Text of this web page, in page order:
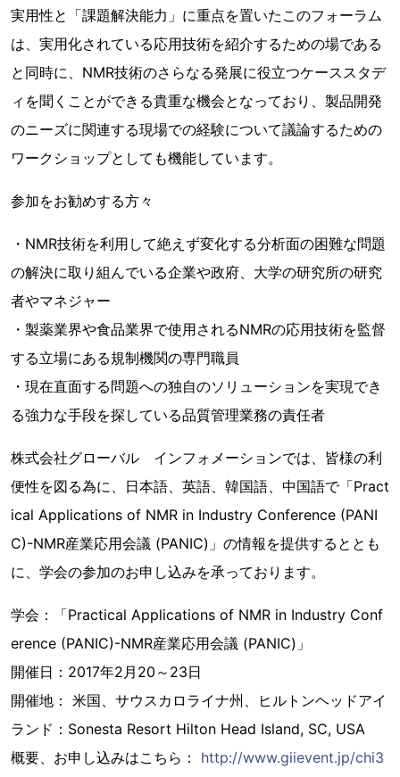
実用性と「課題解決能力」に重点を置いたこのフォーラム
は、実用化されている応用技術を紹介するための場である
と同時に、NMR技術のさらなる発展に役立つケーススタデ
ィを聞くことができる貴重な機会となっており、製品開発
のニーズに関連する現場での経験について議論するための
ワークショップとしても機能しています。
参加をお勧めする方々
・NMR技術を利用して絶えず変化する分析面の困難な問題
の解決に取り組んでいる企業や政府、大学の研究所の研究
者やマネジャー
・製薬業界や食品業界で使用されるNMRの応用技術を監督
する立場にある規制機関の専門職員
・現在直面する問題への独自のソリューションを実現でき
る強力な手段を探している品質管理業務の責任者
株式会社グローバル インフォメーションでは、皆様の利
便性を図る為に、日本語、英語、韓国語、中国語で「Pract
ical Applications of NMR in Industry Conference (PANI
C)-NMR産業応用会議 (PANIC)」の情報を提供するととも
に、学会の参加のお申し込みを承っております。
学会：「Practical Applications of NMR in Industry Conf
erence (PANIC)-NMR産業応用会議 (PANIC)」
開催日：2017年2月20～23日
開催地： 米国、サウスカロライナ州、ヒルトンヘッドアイ
ランド：Sonesta Resort Hilton Head Island, SC, USA
概要、お申し込みはこちら： http://www.giievent.jp/chi3